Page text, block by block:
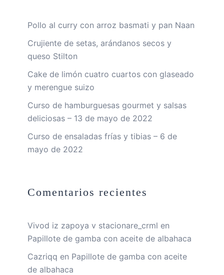
Pollo al curry con arroz basmati y pan Naan
Crujiente de setas, arándanos secos y
queso Stilton
Cake de limón cuatro cuartos con glaseado
y merengue suizo
Curso de hamburguesas gourmet y salsas
deliciosas – 13 de mayo de 2022
Curso de ensaladas frías y tibias – 6 de
mayo de 2022
Comentarios recientes
Vivod iz zapoya v stacionare_crml en
Papillote de gamba con aceite de albahaca
Cazriqq en Papillote de gamba con aceite
de albahaca